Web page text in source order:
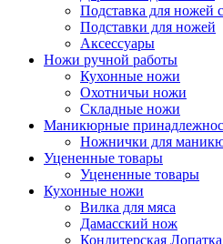
Подставка для ножей
Подставки для ножей
Аксессуары
Ножи ручной работы
Кухонные ножи
Охотничьи ножи
Складные ножи
Маникюрные
Ножнички для
Уцененные товары
Уцененные товары
Кухонные ножи
Вилка для мяса
Дамасский нож
Кондитерская Лопатка